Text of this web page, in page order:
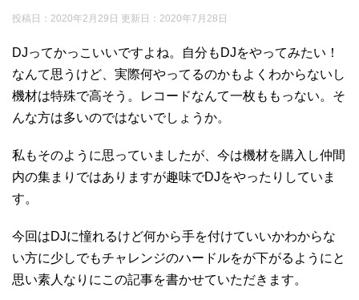
投稿日：2020年2月29日 更新日： 2020年7月28日
DJってかっこいいですよね。自分もDJをやってみたい！
なんて思うけど、実際何やってるのかもよくわからないし
機材は特殊で高そう。レコードなんて一枚ももっない。そ
んな方は多いのではないでしょうか。
私もそのように思っていましたが、今は機材を購入し仲間
内の集まりではありますが趣味でDJをやったりしていま
す。
今回はDJに憧れるけど何から手を付けていいかわからな
い方に少しでもチャレンジのハードルをが下がるようにと
思い素人なりにこの記事を書かせていただきます。